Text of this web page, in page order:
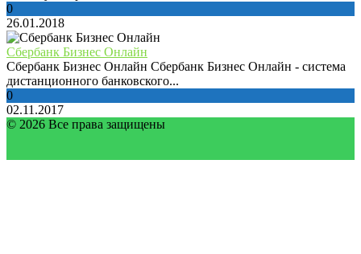
0
26.01.2018
Сбербанк Бизнес Онлайн
Сбербанк Бизнес Онлайн Сбербанк Бизнес Онлайн - система
дистанционного банковского...
0
02.11.2017
© 2026 Все права защищены